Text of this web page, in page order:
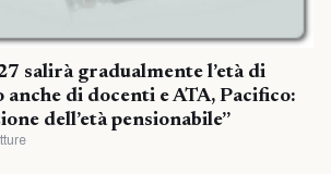
salirà gradualmente l’età di
anche di docenti e ATA, Pacifico:
dell’età pensionabile”